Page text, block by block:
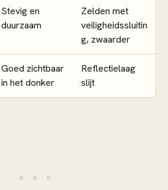
Stevig en
duurzaam
Zelden met
veiligheidssluitin
g, zwaarder
Goed zichtbaar
in het donker
Reflectielaag
slijt